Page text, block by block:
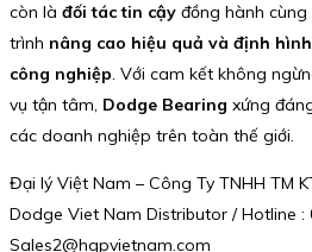
còn là đối tác tin cậy đồng hành
trình nâng cao hiệu quả và định
công nghiệp. Với cam kết không
vụ tận tâm, Dodge Bearing xứng
các doanh nghiệp trên toàn thế giới.
Đại lý Việt Nam – Công Ty TNHH TM
Dodge Viet Nam Distributor / Hotline :
Sales2@hgpvietnam.com